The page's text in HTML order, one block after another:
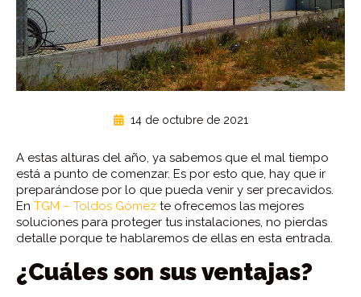
14 de octubre de 2021
A estas alturas del año, ya sabemos que el mal tiempo
está a punto de comenzar. Es por esto que, hay que ir
preparándose por lo que pueda venir y ser precavidos.
En TGM – Toldos Gómez te ofrecemos las mejores
soluciones para proteger tus instalaciones, no pierdas
detalle porque te hablaremos de ellas en esta entrada.
¿Cuáles son sus ventajas?